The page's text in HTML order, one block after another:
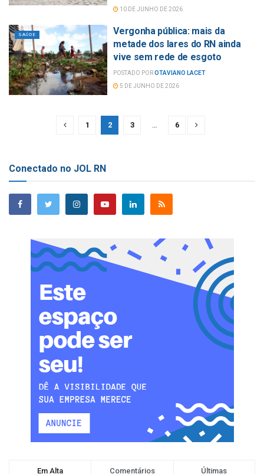
10 DE JUNHO DE 2026
SAÚDE
Vergonha pública: mais da
metade dos lares do RN ainda
vive sem rede de esgoto
POSTADO POROTAVIANO LACET
5 DE JUNHO DE 2026
1 2 3 … 6
Conectado no JOL RN
Em Alta Comentários Últimas